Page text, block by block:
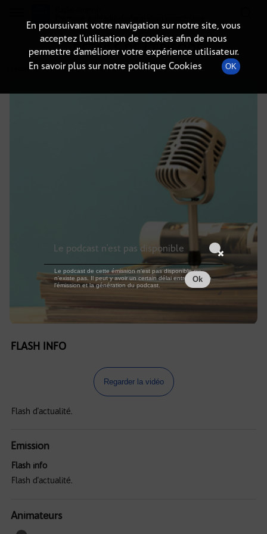
DÉTAILS DE L'ÉPISODE
23 septembre 2024à 18h59, durée : Invalid date
FLASH INFO
Regarder la vidéo
Flash d'actualité.
Emission
Flash info
Flash d'actualité.
Animateurs
En poursuivant votre navigation sur notre site, vous
acceptez l’utilisation de cookies afin de nous
permettre d’améliorer votre expérience utilisateur.
En savoir plus sur notre politique Cookies
OK
Le podcast n'est pas disponible
Le podcast de cette émission n'est pas disponible ou
n'existe pas. Il peut y avoir un certain délai entre la fin de
l'émission et la génération du podcast.
Ok